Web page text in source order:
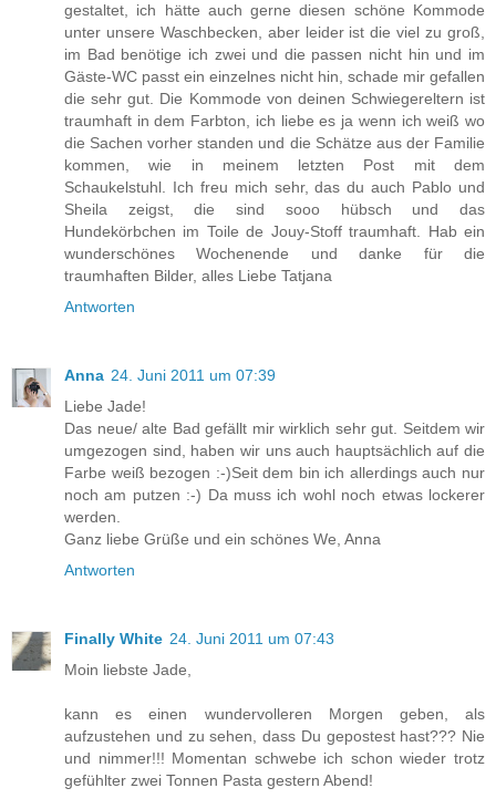
gestaltet, ich hätte auch gerne diesen schöne Kommode
unter unsere Waschbecken, aber leider ist die viel zu groß,
im Bad benötige ich zwei und die passen nicht hin und im
Gäste-WC passt ein einzelnes nicht hin, schade mir gefallen
die sehr gut. Die Kommode von deinen Schwiegereltern ist
traumhaft in dem Farbton, ich liebe es ja wenn ich weiß wo
die Sachen vorher standen und die Schätze aus der Familie
kommen, wie in meinem letzten Post mit dem
Schaukelstuhl. Ich freu mich sehr, das du auch Pablo und
Sheila zeigst, die sind sooo hübsch und das
Hundekörbchen im Toile de Jouy-Stoff traumhaft. Hab ein
wunderschönes Wochenende und danke für die
traumhaften Bilder, alles Liebe Tatjana
Antworten
Anna 24. Juni 2011 um 07:39
Liebe Jade!
Das neue/ alte Bad gefällt mir wirklich sehr gut. Seitdem wir
umgezogen sind, haben wir uns auch hauptsächlich auf die
Farbe weiß bezogen :-)Seit dem bin ich allerdings auch nur
noch am putzen :-) Da muss ich wohl noch etwas lockerer
werden.
Ganz liebe Grüße und ein schönes We, Anna
Antworten
Finally White 24. Juni 2011 um 07:43
Moin liebste Jade,
kann es einen wundervolleren Morgen geben, als
aufzustehen und zu sehen, dass Du gepostest hast??? Nie
und nimmer!!! Momentan schwebe ich schon wieder trotz
gefühlter zwei Tonnen Pasta gestern Abend!